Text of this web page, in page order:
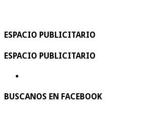
ESPACIO PUBLICITARIO
ESPACIO PUBLICITARIO
BUSCANOS EN FACEBOOK